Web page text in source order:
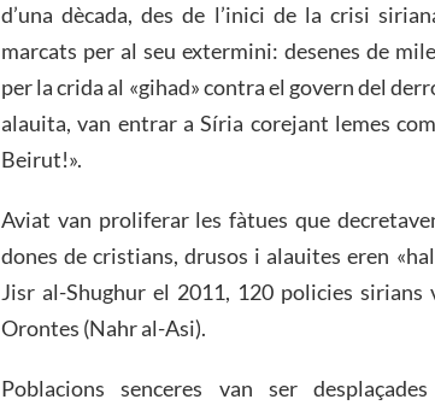
d’una dècada, des de l’inici de la crisi
marcats per al seu extermini: desenes de
per la crida al «gihad» contra el govern del
alauita, van entrar a Síria corejant lemes
Beirut!».
Aviat van proliferar les fàtues que
dones de cristians, drusos i alauites eren
Jisr al-Shughur el 2011, 120 policies
Orontes (Nahr al-Asi).
Poblacions senceres van ser